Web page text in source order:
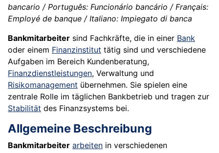
bancario / Português: Funcionário bancário / Français:
Employé de banque / Italiano: Impiegato di banca
Bankmitarbeiter sind Fachkräfte, die in einer Bank
oder einem Finanzinstitut tätig sind und verschiedene
Aufgaben im Bereich Kundenberatung,
Finanzdienstleistungen, Verwaltung und
Risikomanagement übernehmen. Sie spielen eine
zentrale Rolle im täglichen Bankbetrieb und tragen zur
Stabilität des Finanzsystems bei.
Allgemeine Beschreibung
Bankmitarbeiter arbeiten in verschiedenen